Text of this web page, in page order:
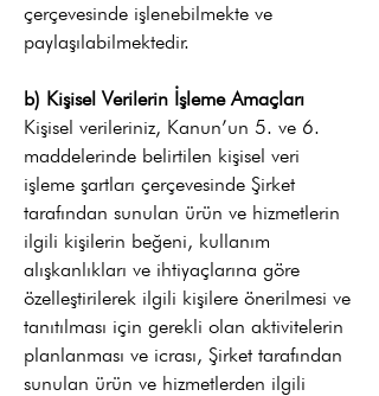
çerçevesinde işlenebilmekte ve
paylaşılabilmektedir.
b) Kişisel Verilerin İşleme Amaçları
Kişisel verileriniz, Kanun’un 5. ve 6.
maddelerinde belirtilen kişisel veri
işleme şartları çerçevesinde Şirket
tarafından sunulan ürün ve hizmetlerin
ilgili kişilerin beğeni, kullanım
alışkanlıkları ve ihtiyaçlarına göre
özelleştirilerek ilgili kişilere önerilmesi ve
tanıtılması için gerekli olan aktivitelerin
planlanması ve icrası, Şirket tarafından
sunulan ürün ve hizmetlerden ilgili